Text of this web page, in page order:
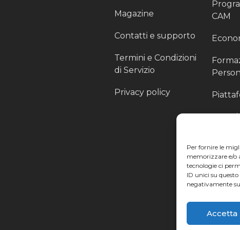
Per fornire le
memorizzare e/o
tecnologie ci
ID unici su
negativamente
Accetta
Magazine
Contatti e supporto
Termini e Condizioni
di Servizio
Privacy policy
CAM
Linea